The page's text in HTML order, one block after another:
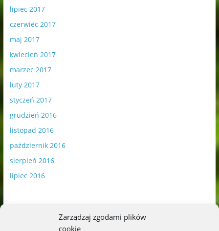
Zarządzaj zgodami plików
cookie
lipiec 2017
czerwiec 2017
maj 2017
kwiecień 2017
marzec 2017
luty 2017
styczeń 2017
grudzień 2016
listopad 2016
październik 2016
sierpień 2016
lipiec 2016